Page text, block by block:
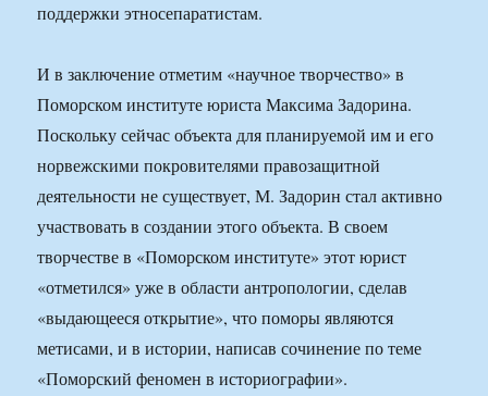
поддержки этносепаратистам.
И в заключение отметим «научное творчество» в
Поморском институте юриста Максима Задорина.
Поскольку сейчас объекта для планируемой им и его
норвежскими покровителями правозащитной
деятельности не существует, М. Задорин стал активно
участвовать в создании этого объекта. В своем
творчестве в «Поморском институте» этот юрист
«отметился» уже в области антропологии, сделав
«выдающееся открытие», что поморы являются
метисами, и в истории, написав сочинение по теме
«Поморский феномен в историографии».